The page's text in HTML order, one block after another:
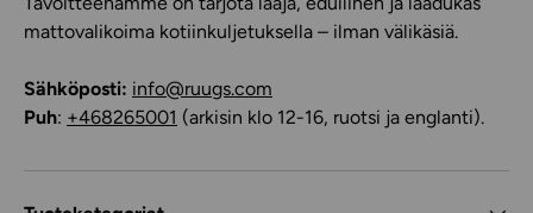
mattovalikoima kotiinkuljetuksella – ilman välikäsiä.
Sähköposti: info@ruugs.com
Puh: +468265001 (arkisin klo 12-16, ruotsi ja englanti).